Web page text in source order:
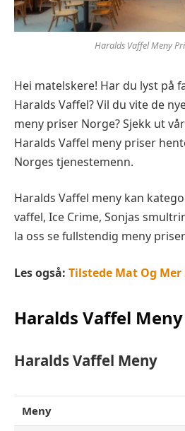
Haralds Vaffel Meny
Hei matelskere! Har du lyst på
Haralds Vaffel? Vil du vite de
meny priser Norge? Sjekk ut
Haralds Vaffel meny priser
Norges tjenestemenn.
Haralds Vaffel meny kan
vaffel, Ice Crime, Sonjas
la oss se fullstendig meny
Les også: Tilstede Mat Og
Haralds Vaffel
Haralds Vaffel Meny
Meny